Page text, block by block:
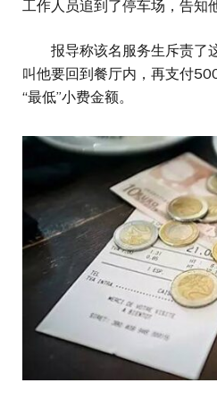
工作人员追到了停车场，告知
报导称该名服务生斥责了这
叫他要回到餐厅内，再支付
“最低”小费金额。